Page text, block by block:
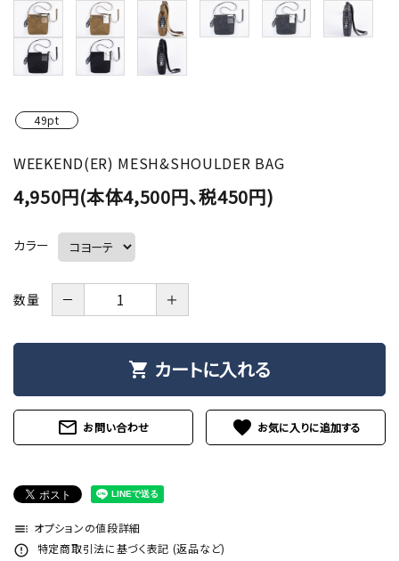
49pt
WEEKEND(ER) MESH&SHOULDER BAG
4,950円(本体4,500円、税450円)
カラー
数量 － ＋
shopping_cart カートに入れる
mail_outline お問い合わせ favorite
toc オプションの値段詳細
error_outline 特定商取引法に基づく表記 (返品など)